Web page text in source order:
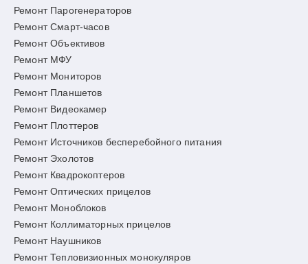
Ремонт Парогенераторов
Ремонт Смарт-часов
Ремонт Объективов
Ремонт МФУ
Ремонт Мониторов
Ремонт Планшетов
Ремонт Видеокамер
Ремонт Плоттеров
Ремонт Источников бесперебойного питания
Ремонт Эхолотов
Ремонт Квадрокоптеров
Ремонт Оптических прицелов
Ремонт Моноблоков
Ремонт Коллиматорных прицелов
Ремонт Наушников
Ремонт Тепловизионных монокуляров